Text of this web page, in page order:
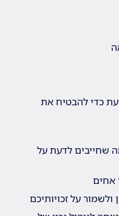
כדי להבטיח את
שחייבים לדעת על
אחים
על זכויותיכם